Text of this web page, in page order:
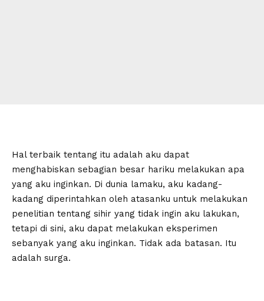
Hal terbaik tentang itu adalah aku dapat
menghabiskan sebagian besar hariku melakukan apa
yang aku inginkan. Di dunia lamaku, aku kadang-
kadang diperintahkan oleh atasanku untuk melakukan
penelitian tentang sihir yang tidak ingin aku lakukan,
tetapi di sini, aku dapat melakukan eksperimen
sebanyak yang aku inginkan. Tidak ada batasan. Itu
adalah surga.